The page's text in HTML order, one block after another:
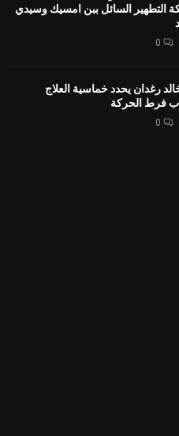
التطهير السائل ببن امسيك وسيدي
0
رغدان يحدد خماسية العلاج
فرط الحركة
0